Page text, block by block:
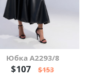
Юбка А2293/8
$107 $153